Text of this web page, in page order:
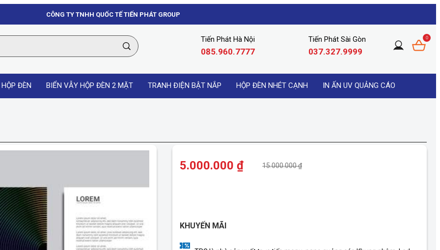
CÔNG TY TNHH QUỐC TẾ TIẾN PHÁT GROUP
Tiến Phát Hà Nội
085.960.7777
0
ĐÈN BIỂN VẪY HỘP ĐÈN 2 MẶT TRANH ĐIỆN BẬT NẮP HỘP ĐÈN NHÉT CẠNH IN ẤN UV QUẢNG CÁO
Tiến Phát Sài Gòn
037.327.9999
5.000.000 ₫ 15.000.000 ₫
KHUYẾN MÃI